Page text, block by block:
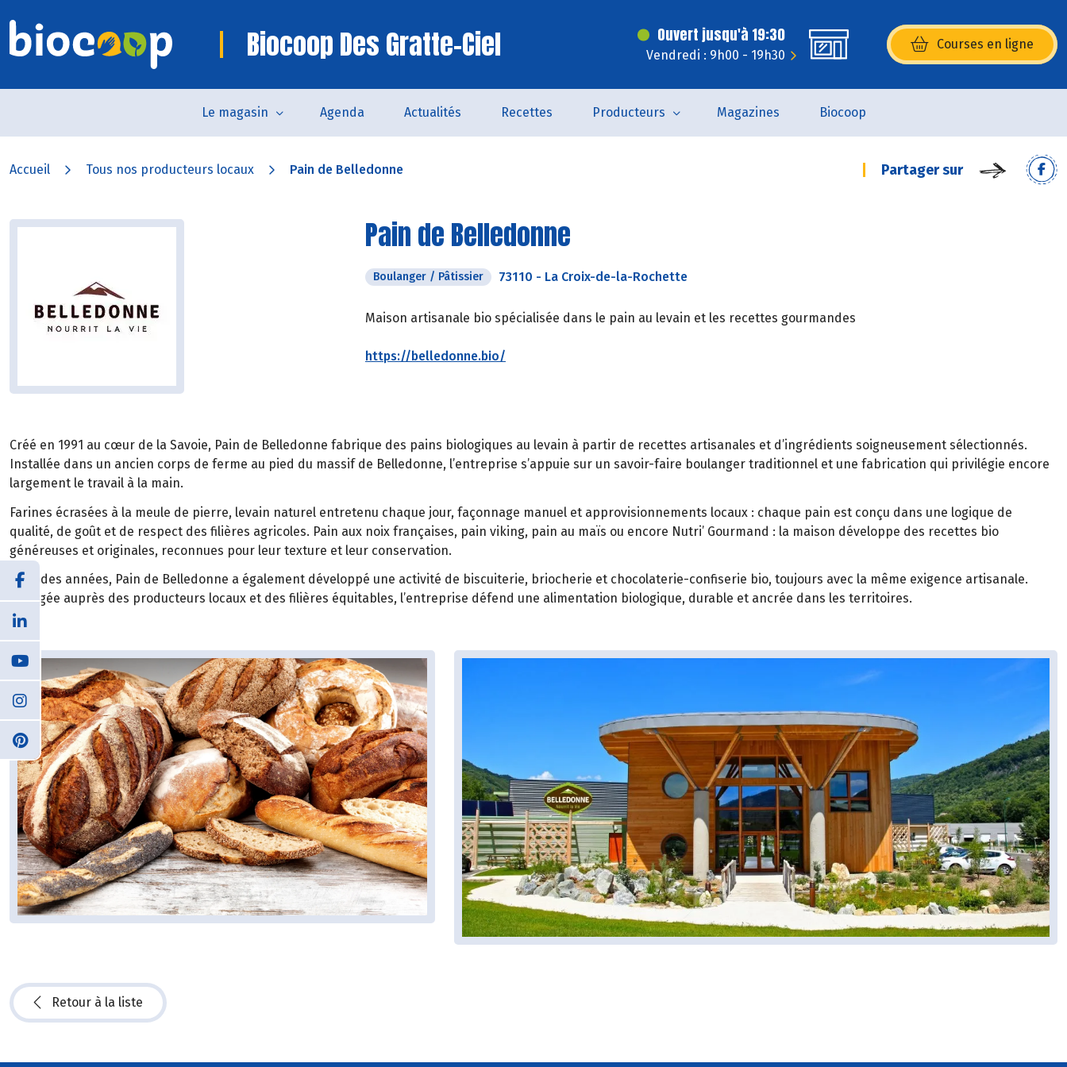
Biocoop Des Gratte-Ciel Ouvert jusqu'à 19:30
Vendredi : 9h00 - 19h30
Courses en ligne
(s’ouvre dans une nouvelle
Le magasin Agenda Actualités Recettes Producteurs Magazines Biocoop
Accueil Tous nos producteurs locaux Pain de Belledonne Partager sur
Pain de Belledonne
Boulanger / Pâtissier 73110 - La Croix-de-la-Rochette
Maison artisanale bio spécialisée dans le pain au levain et les recettes gourmandes
https://belledonne.bio/
Créé en 1991 au cœur de la Savoie, Pain de Belledonne fabrique des pains biologiques au levain à partir de recettes artisanales et d’ingrédients soigneusement sélectionnés.
Installée dans un ancien corps de ferme au pied du massif de Belledonne, l’entreprise s’appuie sur un savoir-faire boulanger traditionnel et une fabrication qui privilégie encore
largement le travail à la main.
Farines écrasées à la meule de pierre, levain naturel entretenu chaque jour, façonnage manuel et approvisionnements locaux : chaque pain est conçu dans une logique de
qualité, de goût et de respect des filières agricoles. Pain aux noix françaises, pain viking, pain au maïs ou encore Nutri’ Gourmand : la maison développe des recettes bio
généreuses et originales, reconnues pour leur texture et leur conservation.
Au fil des années, Pain de Belledonne a également développé une activité de biscuiterie, briocherie et chocolaterie-confiserie bio, toujours avec la même exigence artisanale.
Engagée auprès des producteurs locaux et des filières équitables, l’entreprise défend une alimentation biologique, durable et ancrée dans les territoires.
Retour à la liste